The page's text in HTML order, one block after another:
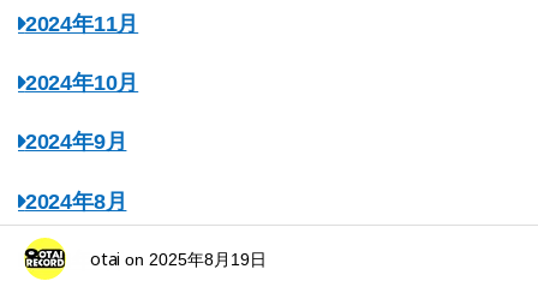
2024年11月
2024年10月
2024年9月
2024年8月
2024年7月
otai on 2025年8月19日